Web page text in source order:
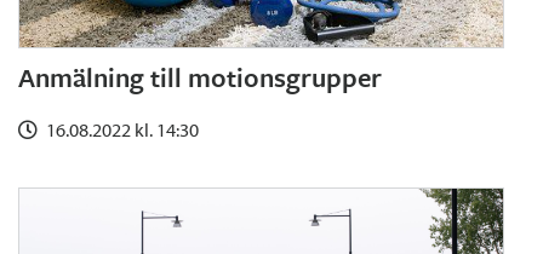
Anmälning till motionsgrupper
16.08.2022 kl. 14:30